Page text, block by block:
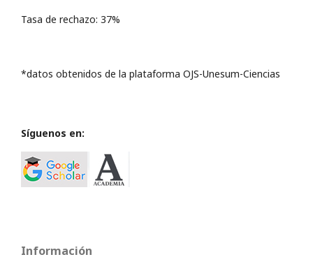
Tasa de rechazo: 37%
*datos obtenidos de la plataforma OJS-Unesum-Ciencias
Síguenos en:
Información